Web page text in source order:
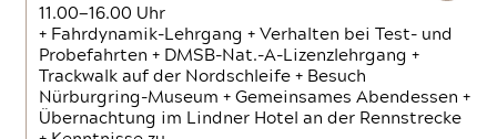
11.00—16.00 Uhr
+ Fahrdynamik-Lehrgang + Verhalten bei Test- und
Probefahrten + DMSB-Nat.-A-Lizenzlehrgang +
Trackwalk auf der Nordschleife + Besuch
Nürburgring-Museum + Gemeinsames Abendessen +
Übernachtung im Lindner Hotel an der Rennstrecke